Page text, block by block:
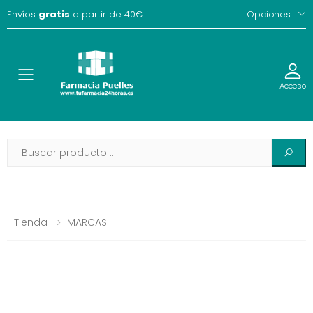
Envíos gratis a partir de 40€ Opciones
Toggle Acceso
Tienda MARCAS